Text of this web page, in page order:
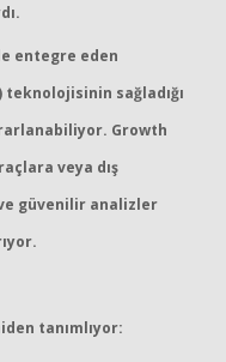
entegre eden
sağladığı
Growth
veya dış
güvenilir analizler
tanımlıyor: